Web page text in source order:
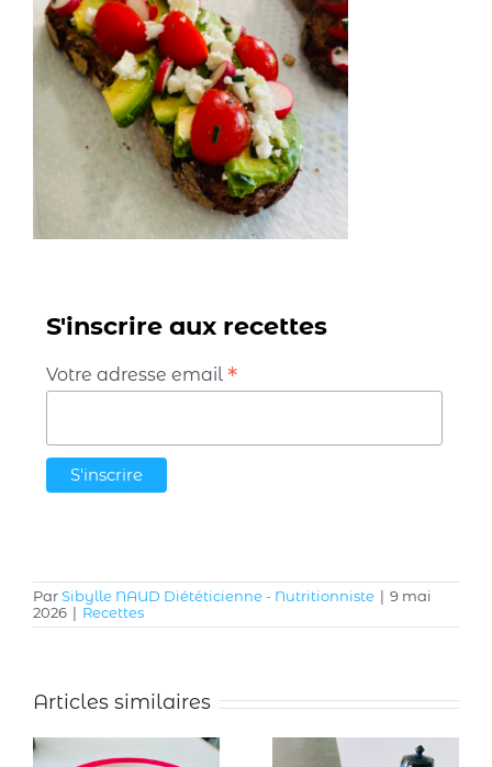
S'inscrire aux recettes
Votre adresse email *
ParSibylle NAUD Diététicienne - Nutritionniste | 9 mai
2026 | Recettes
Articles similaires